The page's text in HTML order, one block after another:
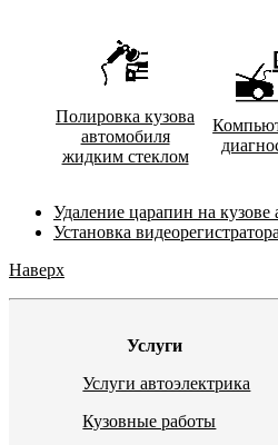
Полировка кузова
автомобиля
жидким стеклом
Удаление царапин на кузове
Установка видеорегистратора
Наверх
Услуги
Услуги автоэлектрика
Кузовные работы